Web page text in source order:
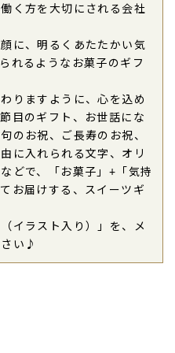
れられ、とても喜ばれま
模様 オリジナル メッセ
り）
好きな彼氏に
誕生日ケー
ど、生クリームのものは
ッセージを入れられるこ
「これや！」と思いまし
カロリーも洋菓子より大
ん坊なので大きなカステ
った！！！」と思ったよ
タイで写真など撮らない
く方を大切にされる会社
に、明るくあたたかい気
れるようなお菓子のギフ
りますように、心を込め
目のギフト、お世話にな
のお祝、ご長寿のお祝、
に入れられる文字、オリ
どで、「お菓子」+「気持
お届けする、スイーツギ
イラスト入り）」を、メ
い♪